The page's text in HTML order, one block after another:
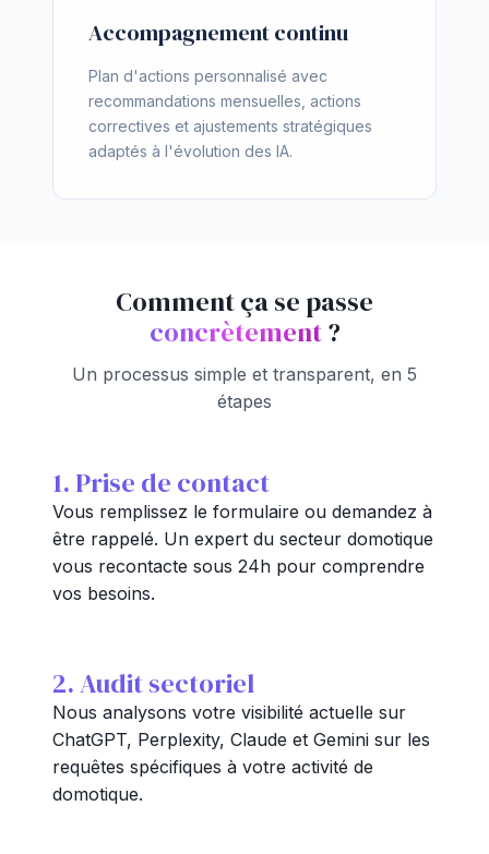
Accompagnement continu
Plan d'actions personnalisé avec
recommandations mensuelles, actions
correctives et ajustements stratégiques
adaptés à l'évolution des IA.
Comment ça se passe
concrètement?
Un processus simple et transparent, en 5
étapes
1. Prise de contact
Vous remplissez le formulaire ou demandez à
être rappelé. Un expert du secteur domotique
vous recontacte sous 24h pour comprendre
vos besoins.
2. Audit sectoriel
Nous analysons votre visibilité actuelle sur
ChatGPT, Perplexity, Claude et Gemini sur les
requêtes spécifiques à votre activité de
domotique.